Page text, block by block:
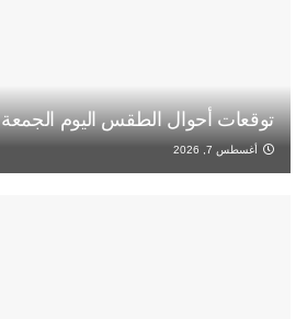
توقعات أحوال الطقس اليوم الجمعة
أغسطس 7, 2026